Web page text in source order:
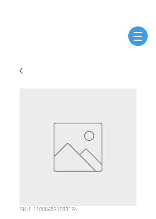
SKU: 110884521083196